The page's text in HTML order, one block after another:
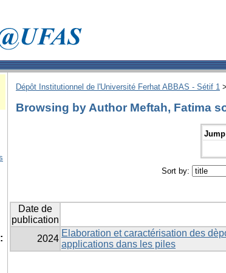
Dépôt Institutionnel de l'Université Ferhat ABBAS - Sétif 1 >
Browsing by Author Meftah, Fatima
Sort by:
Date de
publication
2024
Elaboration et caractérisation des
applications dans les piles